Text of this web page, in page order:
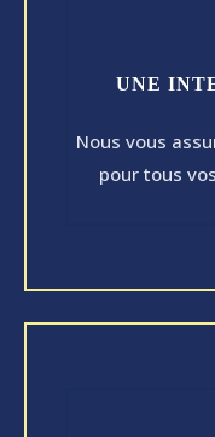
UNE
Nous vous
pour tous